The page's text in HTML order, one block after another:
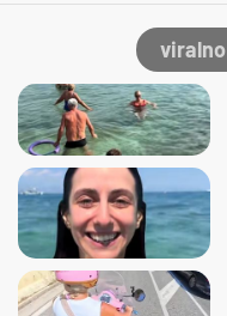
viralno